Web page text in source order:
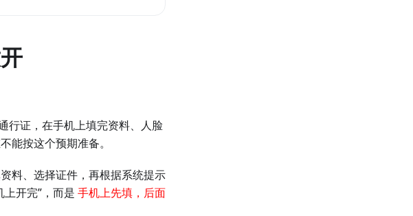
行证，在手机上填完资料、人脸
能按这个预期准备。
料、选择证件，再根据系统提示
开完”，而是 手机上先填，后面